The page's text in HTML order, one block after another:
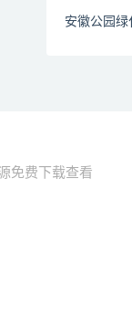
安徽公园绿
免费下载查看